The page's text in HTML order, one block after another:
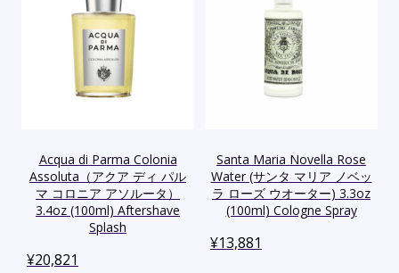
Acqua di Parma Colonia
Assoluta（アクア ディ パル
マ コロニア アソルータ）
3.4oz (100ml) Aftershave
Splash
¥20,821
Santa Maria Novella Rose
Water (サンタ マリア ノベッ
ラ ローズ ウオーター) 3.3oz
(100ml) Cologne Spray
¥13,881